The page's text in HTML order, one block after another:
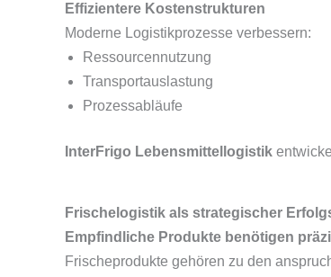
Effizientere Kostenstrukturen
Moderne Logistikprozesse verbessern:
Ressourcennutzung
Transportauslastung
Prozessabläufe
InterFrigo Lebensmittellogistik
Frischelogistik als strategischer
Empfindliche Produkte benötigen
Frischeprodukte gehören zu den